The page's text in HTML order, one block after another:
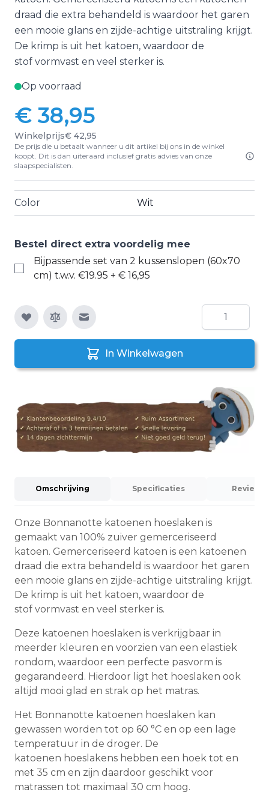
draad die extra behandeld is waardoor het garen
een mooie glans en zijde-achtige uitstraling krijgt.
De krimp is uit het katoen, waardoor de
stof vormvast en veel sterker is.
Op voorraad
€ 38,95
Winkelprijs€ 42,95
De prijs die u betaalt wanneer u dit artikel bij ons in de winkel
koopt. Dit is dan uiteraard inclusief gratis advies van onze
slaapspecialisten.
Color Wit
Bestel direct extra voordelig mee
Bijpassende set van 2 kussenslopen (60x70
cm) t.w.v. €19.95 + € 16,95
E-mail naar een vriend
Aantal
In Winkelwagen
Omschrijving Specificaties Reviews
Onze Bonnanotte katoenen hoeslaken is
gemaakt van 100% zuiver gemerceriseerd
katoen. Gemerceriseerd katoen is een katoenen
draad die extra behandeld is waardoor het garen
een mooie glans en zijde-achtige uitstraling krijgt.
De krimp is uit het katoen, waardoor de
stof vormvast en veel sterker is.
Deze katoenen hoeslaken is verkrijgbaar in
meerder kleuren en voorzien van een elastiek
rondom, waardoor een perfecte pasvorm is
gegarandeerd. Hierdoor ligt het hoeslaken ook
altijd mooi glad en strak op het matras.
Het Bonnanotte katoenen hoeslaken kan
gewassen worden tot op 60 °C en op een lage
temperatuur in de droger. De
katoenen hoeslakens hebben een hoek tot en
met 35 cm en zijn daardoor geschikt voor
matrassen tot maximaal 30 cm hoog.